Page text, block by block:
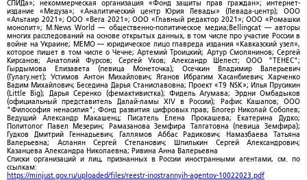
СПИДа»; некоммерческая организация «Фонд защиты прав граждан»; интернет-
издание «Медуза»; «Аналитический центр Юрия Левады» (Левада-центр); ООО
«Альтаир 2021»; ООО «Вега 2021»; ООО «Главный редактор 2021»; ООО «Ромашки
монолит»; M.News World — общественно-политическое медиа;Bellingcat — авторы
многих расследований на основе открытых данных, в том числе про участие России в
войне на Украине; МЕМО — юридическое лицо главреда издания «Кавказский узел»,
которое пишет в том числе о Чечне; Артемий Троицкий; Артур Смолянинов; Сергей
Кирсанов; Анатолий Фурсов; Сергей Ухов; Александр Шелест; ООО "ТЕНЕС";
Гырдымова Елизавета (певица Монеточка); Осечкин Владимир Валерьевич
(Гулагу.нет); Устимов Антон Михайлович; Яганов Ибрагим Хасанбиевич; Харченко
Вадим Михайлович; Беседина Дарья Станиславовна; Проект «T9 NSK»; Илья Прусикин
(Little Big); Дарья Серенко (фемактивистка); Фидель Агумава; Эрдни Омбадыков
(официальный представитель Далай-ламы XIV в России); Рафис Кашапов; ООО
"Философия ненасилия"; Фонд развития цифровых прав; Блогер Николай Соболев;
Ведущий Александр Макашенц; Писатель Елена Прокашева; Екатерина Дудко;
Политолог Павел Мезерин; Рамазанова Земфира Талгатовна (певица Земфира);
Гудков Дмитрий Геннадьевич; Галлямов Аббас Радикович; Намазбаева Татьяна
Валерьевна; Асланян Сергей Степанович; Шпилькин Сергей Александрович;
Казанцева Александра Николаевна; Ривина Анна Валерьевна
Списки организаций и лиц, признанных в России иностранными агентами, см. по
ссылкам:
https://minjust.gov.ru/uploaded/files/reestr-inostrannyih-agentov-10022023.pdf